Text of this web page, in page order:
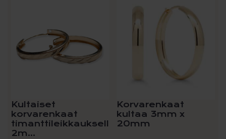
Kultaiset
korvarenkaat
timanttileikkauksella
2m...
Korvarenkaat
kultaa 3mm x
20mm